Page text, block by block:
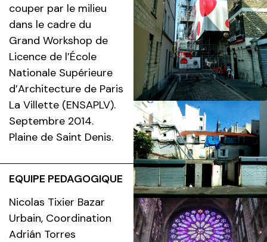
couper par le milieu
dans le cadre du
Grand Workshop de
Licence de l’École
Nationale Supérieure
d’Architecture de Paris
La Villette (ENSAPLV).
Septembre 2014.
Plaine de Saint Denis.
EQUIPE PEDAGOGIQUE
Nicolas Tixier Bazar
Urbain, Coordination
Adrián Torres